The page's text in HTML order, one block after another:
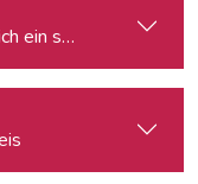
ein schlüssiges